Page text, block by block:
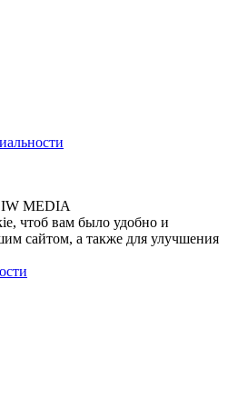
MEDIA
чтоб вам было удобно и
сайтом, а также для улучшения